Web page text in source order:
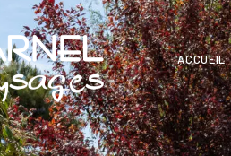
ACCUEIL